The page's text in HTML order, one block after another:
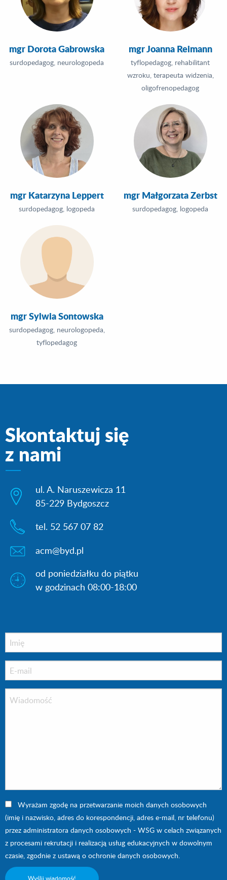
mgr Dorota Gabrowska
surdopedagog, neurologopeda
mgr Joanna Reimann
tyflopedagog, rehabilitant
wzroku, terapeuta widzenia,
oligofrenopedagog
mgr Katarzyna Leppert
surdopedagog, logopeda
mgr Małgorzata Zerbst
surdopedagog, logopeda
mgr Sylwia Sontowska
surdopedagog, neurologopeda,
tyflopedagog
Skontaktuj się
z nami
ul. A. Naruszewicza 11
85-229 Bydgoszcz
tel. 52 567 07 82
acm@byd.pl
od poniedziałku do piątku
w godzinach 08:00-18:00
Wyrażam zgodę na przetwarzanie moich danych osobowych
(imię i nazwisko, adres do korespondencji, adres e-mail, nr telefonu)
przez administratora danych osobowych - WSG w celach związanych
z procesami rekrutacji i realizacją usług edukacyjnych w dowolnym
czasie, zgodnie z ustawą o ochronie danych osobowych.